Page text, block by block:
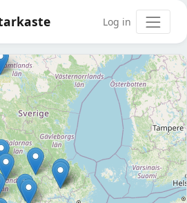
Log in